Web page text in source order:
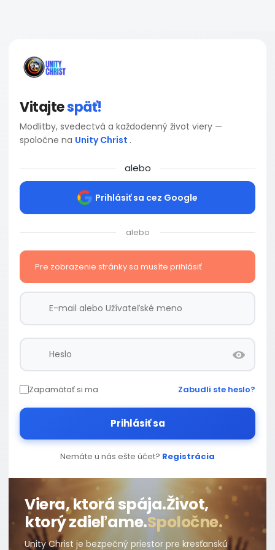
Vitajtespäť!
Modlitby, svedectvá a každodenný život viery —
spoločne na Unity Christ .
alebo
Prihlásiť sa cez Google
alebo
Pre zobrazenie stránky sa musíte prihlásiť
Zapamätať si ma Zabudli ste heslo?
Prihlásiť sa
Nemáte u nás ešte účet? Registrácia
Viera, ktorá spája.Život,
ktorý zdieľame.Spoločne.
Unity Christ je bezpečný priestor pre kresťanskú